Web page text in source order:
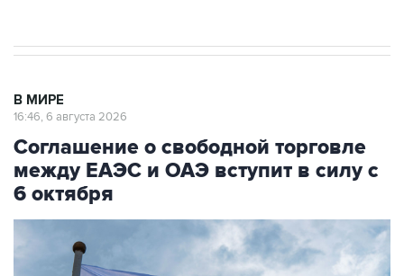
В МИРЕ
16:46, 6 августа 2026
Соглашение о свободной торговле
между ЕАЭС и ОАЭ вступит в силу с
6 октября